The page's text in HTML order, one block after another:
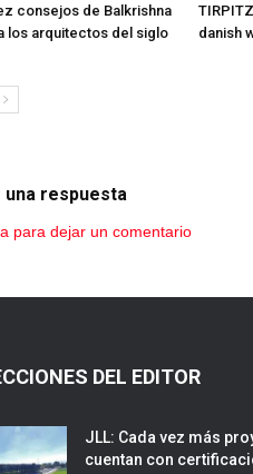
consejos de Balkrishna
los arquitectos del siglo
danish
una respuesta
para dejar un comentario
DEL EDITOR
JLL: Cada vez más
cuentan con